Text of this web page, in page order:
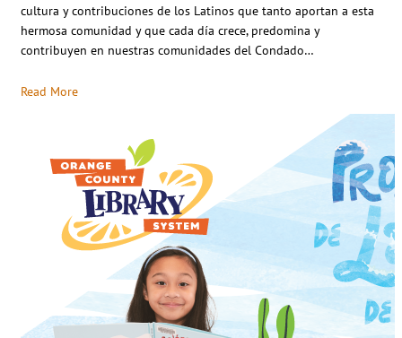
cultura y contribuciones de los Latinos que tanto aportan a esta
hermosa comunidad y que cada día crece, predomina y
contribuyen en nuestras comunidades del Condado…
Read More